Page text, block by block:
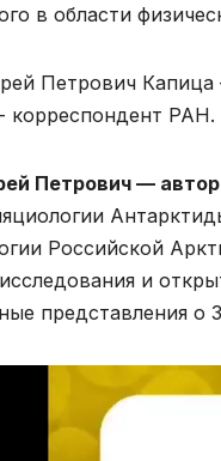
в области
Петрович Капица
корреспондент РАН.
Петрович —
Российской
исследования и
представления о